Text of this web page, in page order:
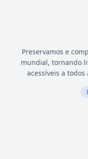
Preservamos e
mundial, tornando
acessíveis a